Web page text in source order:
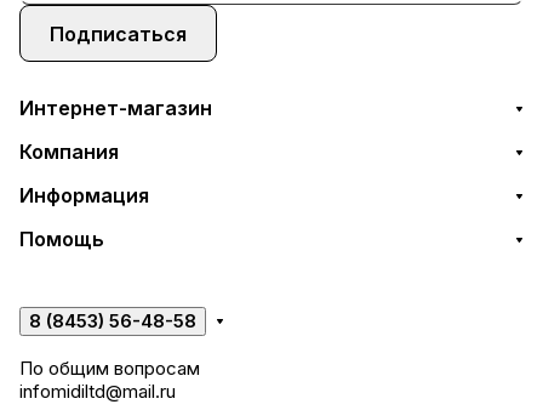
Подписаться
Интернет-магазин
Компания
Информация
Помощь
8 (8453) 56-48-58
По общим вопросам
infomidiltd@mail.ru